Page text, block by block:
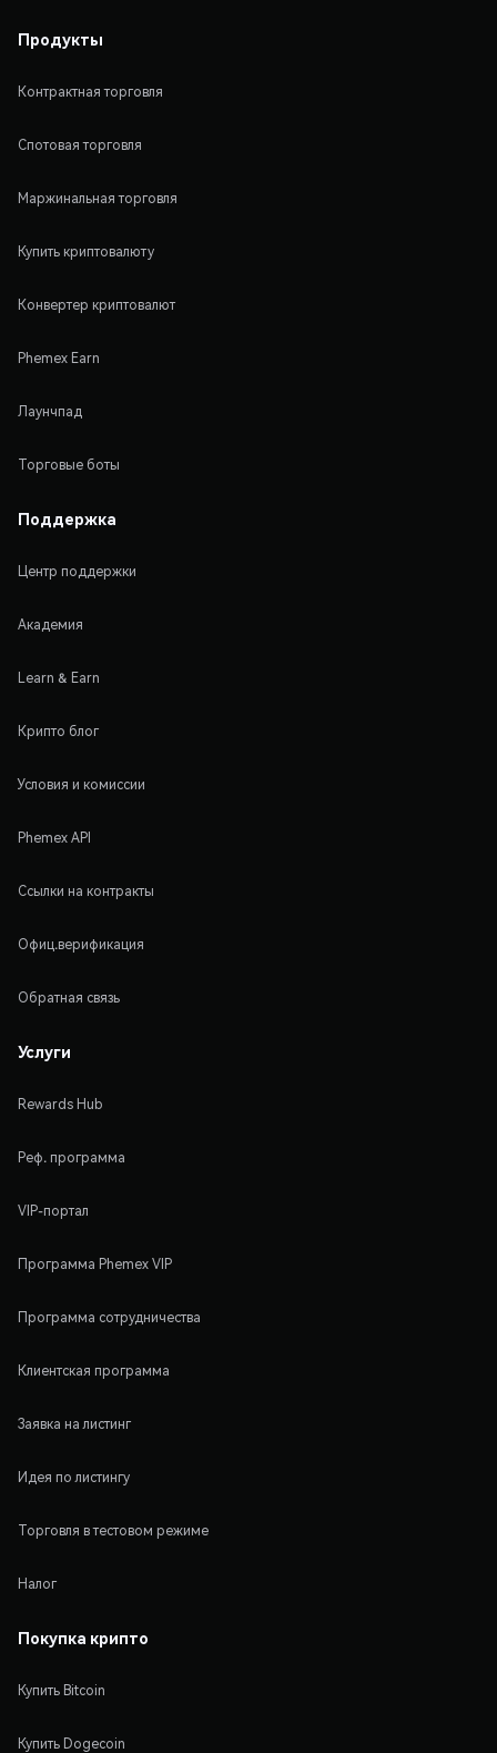
Продукты
Контрактная торговля
Спотовая торговля
Маржинальная торговля
Купить криптовалюту
Конвертер криптовалют
Phemex Earn
Лаунчпад
Торговые боты
Поддержка
Центр поддержки
Академия
Learn & Earn
Крипто блог
Условия и комиссии
Phemex API
Ссылки на контракты
Офиц.верификация
Обратная связь
Услуги
Rewards Hub
Реф. программа
VIP-портал
Программа Phemex VIP
Программа сотрудничества
Клиентская программа
Заявка на листинг
Идея по листингу
Торговля в тестовом режиме
Налог
Покупка крипто
Купить Bitcoin
Купить Dogecoin